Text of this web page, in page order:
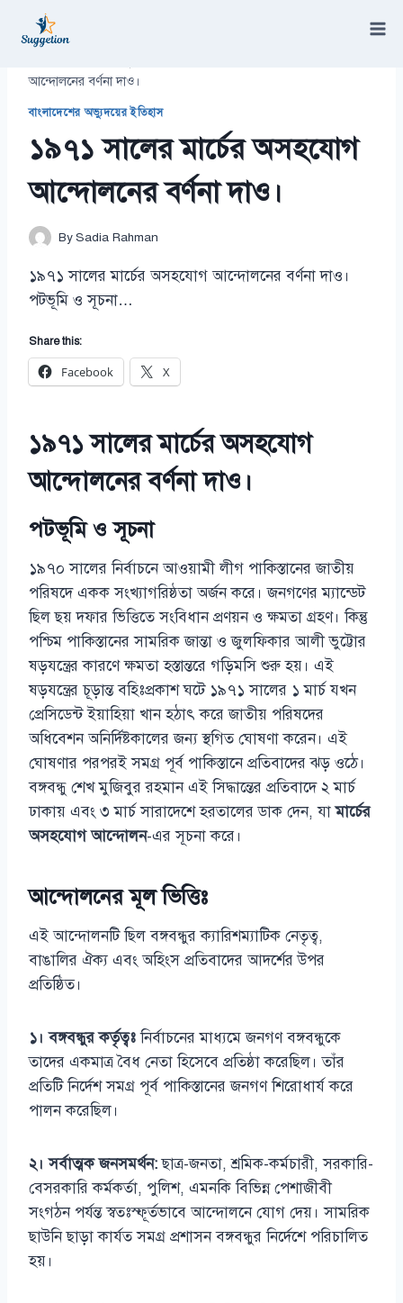
আন্দোলনের বর্ণনা দাও।
বাংলাদেশের অভ্যুদয়ের ইতিহাস
১৯৭১ সালের মার্চের অসহযোগ
আন্দোলনের বর্ণনা দাও।
BySadia Rahman
১৯৭১ সালের মার্চের অসহযোগ আন্দোলনের বর্ণনা দাও।
পটভূমি ও সূচনা…
Share this:
Facebook X
১৯৭১ সালের মার্চের অসহযোগ
আন্দোলনের বর্ণনা দাও।
পটভূমি ও সূচনা
১৯৭০ সালের নির্বাচনে আওয়ামী লীগ পাকিস্তানের জাতীয়
পরিষদে একক সংখ্যাগরিষ্ঠতা অর্জন করে। জনগণের ম্যান্ডেট
ছিল ছয় দফার ভিত্তিতে সংবিধান প্রণয়ন ও ক্ষমতা গ্রহণ। কিন্তু
পশ্চিম পাকিস্তানের সামরিক জান্তা ও জুলফিকার আলী ভুট্টোর
ষড়যন্ত্রের কারণে ক্ষমতা হস্তান্তরে গড়িমসি শুরু হয়। এই
ষড়যন্ত্রের চূড়ান্ত বহিঃপ্রকাশ ঘটে ১৯৭১ সালের ১ মার্চ যখন
প্রেসিডেন্ট ইয়াহিয়া খান হঠাৎ করে জাতীয় পরিষদের
অধিবেশন অনির্দিষ্টকালের জন্য স্থগিত ঘোষণা করেন। এই
ঘোষণার পরপরই সমগ্র পূর্ব পাকিস্তানে প্রতিবাদের ঝড় ওঠে।
বঙ্গবন্ধু শেখ মুজিবুর রহমান এই সিদ্ধান্তের প্রতিবাদে ২ মার্চ
ঢাকায় এবং ৩ মার্চ সারাদেশে হরতালের ডাক দেন, যামার্চের
অসহযোগ আন্দোলন-এর সূচনা করে।
আন্দোলনের মূল ভিত্তিঃ
এই আন্দোলনটি ছিল বঙ্গবন্ধুর ক্যারিশম্যাটিক নেতৃত্ব,
বাঙালির ঐক্য এবং অহিংস প্রতিবাদের আদর্শের উপর
প্রতিষ্ঠিত।
১। বঙ্গবন্ধুর কর্তৃত্বঃনির্বাচনের মাধ্যমে জনগণ বঙ্গবন্ধুকে
তাদের একমাত্র বৈধ নেতা হিসেবে প্রতিষ্ঠা করেছিল। তাঁর
প্রতিটি নির্দেশ সমগ্র পূর্ব পাকিস্তানের জনগণ শিরোধার্য করে
পালন করেছিল।
২। সর্বাত্মক জনসমর্থন:ছাত্র-জনতা, শ্রমিক-কর্মচারী, সরকারি-
বেসরকারি কর্মকর্তা, পুলিশ, এমনকি বিভিন্ন পেশাজীবী
সংগঠন পর্যন্ত স্বতঃস্ফূর্তভাবে আন্দোলনে যোগ দেয়। সামরিক
ছাউনি ছাড়া কার্যত সমগ্র প্রশাসন বঙ্গবন্ধুর নির্দেশে পরিচালিত
হয়।